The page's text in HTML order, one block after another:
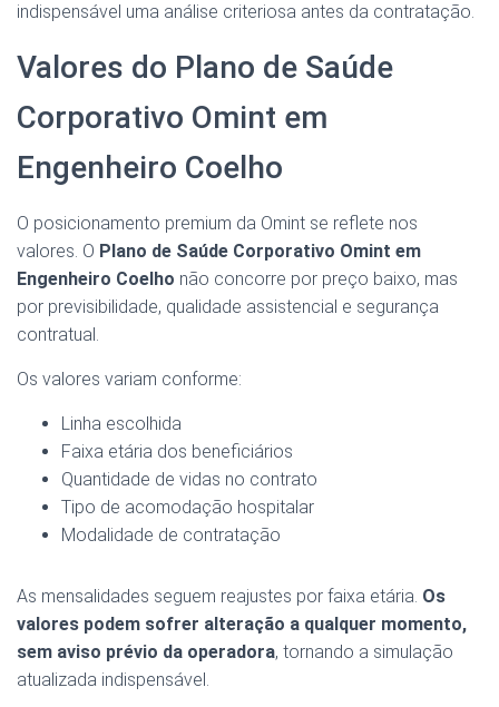
indispensável uma análise criteriosa antes da contratação.
Valores do Plano de Saúde
Corporativo Omint em
Engenheiro Coelho
O posicionamento premium da Omint se reflete nos
valores. O Plano de Saúde Corporativo Omint em
Engenheiro Coelho não concorre por preço baixo, mas
por previsibilidade, qualidade assistencial e segurança
contratual.
Os valores variam conforme:
Linha escolhida
Faixa etária dos beneficiários
Quantidade de vidas no contrato
Tipo de acomodação hospitalar
Modalidade de contratação
As mensalidades seguem reajustes por faixa etária. Os
valores podem sofrer alteração a qualquer momento,
sem aviso prévio da operadora, tornando a simulação
atualizada indispensável.